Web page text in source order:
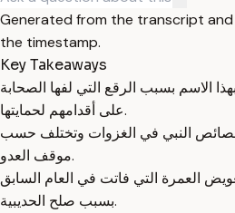
Generated from the transcript
the timestamp.
Key Takeaways
الاسم بسبب الرقع التي لفها الصحابة
على أقدامهم لحمايتها.
النبي في الغزوات وتختلف حسب
موقف العدو.
العمرة التي فاتت في العام السابق
بسبب صلح الحديبية.